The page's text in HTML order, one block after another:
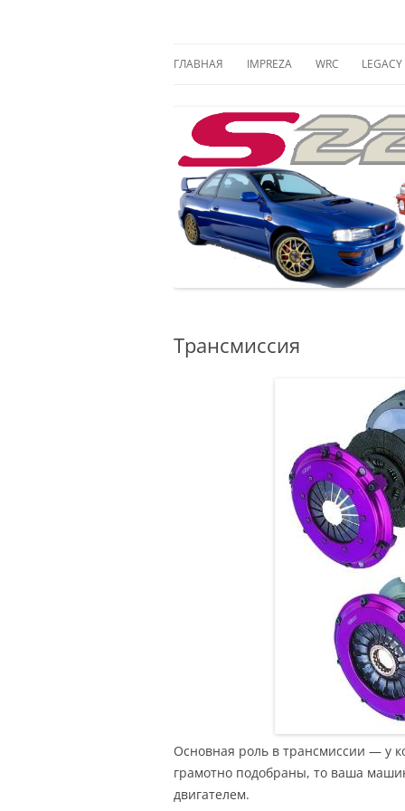
ГЛАВНАЯ IMPREZA
2000-2003 (GD/GG)
2003-2005 (GD/GG)
2005-2007 (GD/GG)
2007-2011 (GE/GH/GR/GV)
2011-2016 (GP/GJ/VA/VAB)
WRC
1ST GEN. WRC
2ST GEN. WRC
3ST GEN. WRC
LEGACY
2ST
3ST
4ST
5ST
6ST
Трансмиссия
Основная роль в трансмиссии — у
грамотно подобраны, то ваша
двигателем.